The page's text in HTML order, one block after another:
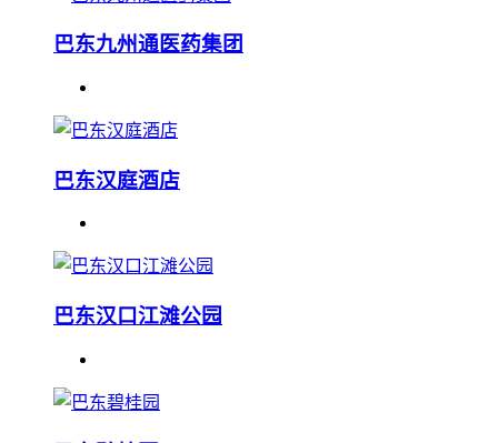
巴东九州通医药集团
巴东汉庭酒店
巴东汉口江滩公园